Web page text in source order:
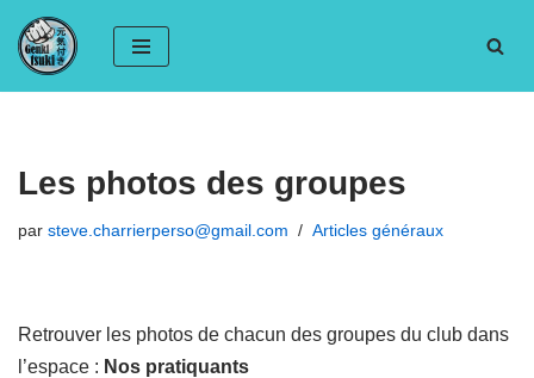
Aller
au
Les photos des groupes
par steve.charrierperso@gmail.com Articles généraux
Retrouver les photos de chacun des groupes du club dans
l’espace : Nos pratiquants